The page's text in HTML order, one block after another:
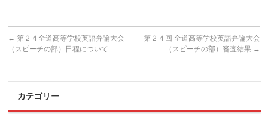
← 第２４全道高等学校英語弁論大会
（スピーチの部）日程について
第２４回 全道高等学校英語弁論大会
（スピーチの部）審査結果 →
カテゴリー